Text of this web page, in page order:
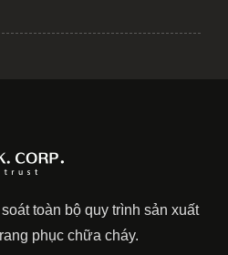
toàn bộ quy trình sản xuất
phục chữa cháy.